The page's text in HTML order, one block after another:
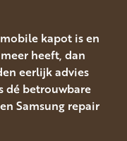
kapot is en
heeft, dan
eerlijk advies
dé betrouwbare
Samsung repair